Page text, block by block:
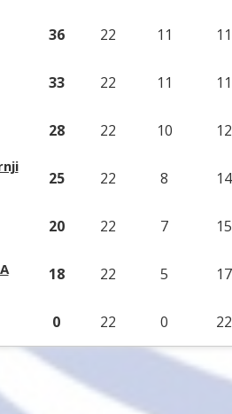
36 22 11 11
33 22 11 11
28 22 10 12
25 22 8 14
20 22 7 15
18 22 5 17
0 22 0 22